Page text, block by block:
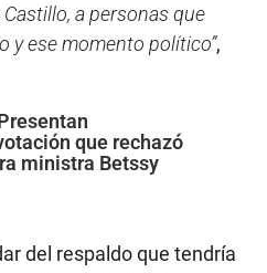
a personas que
y ese momento político”,
que rechazó
ministra Betssy
del respaldo que tendría